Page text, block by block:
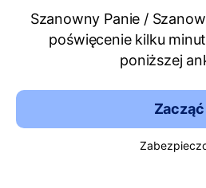
Szanowny Panie /
poświęcenie kilku
poniższej
Zacząć